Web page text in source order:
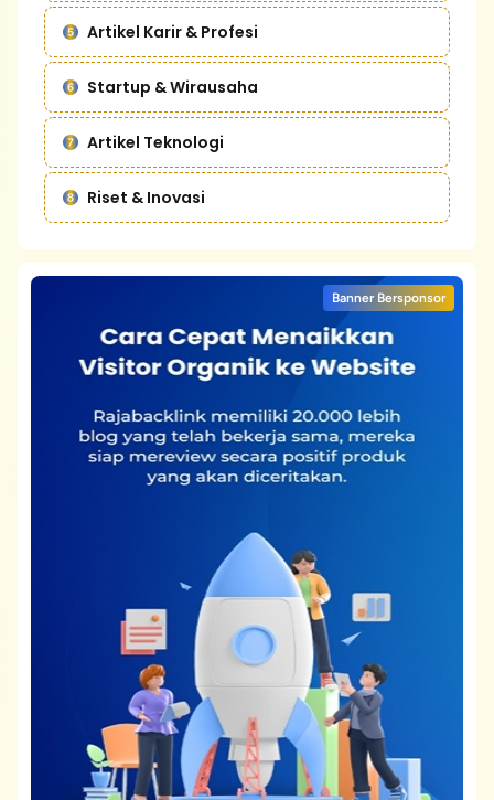
Artikel Karir & Profesi
Startup & Wirausaha
Artikel Teknologi
Riset & Inovasi
Banner Bersponsor